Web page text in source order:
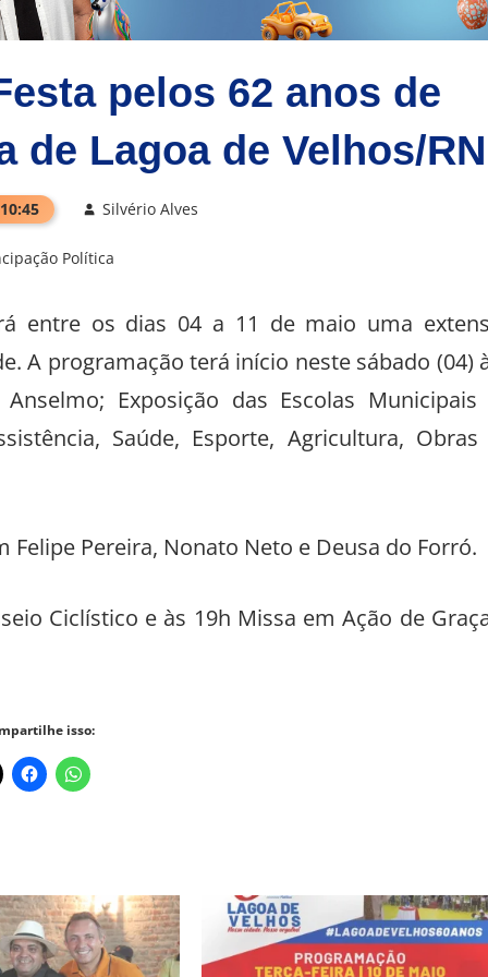
pelos 62 anos de
de Lagoa de Velhos/RN
Silvério Alves
Política
entre os dias 04 a 11 de maio uma
A programação terá início neste sábado (04)
Exposição das Escolas Municipais
Saúde, Esporte, Agricultura, Obras
Pereira, Nonato Neto e Deusa do Forró.
Ciclístico e às 19h Missa em Ação de
isso: